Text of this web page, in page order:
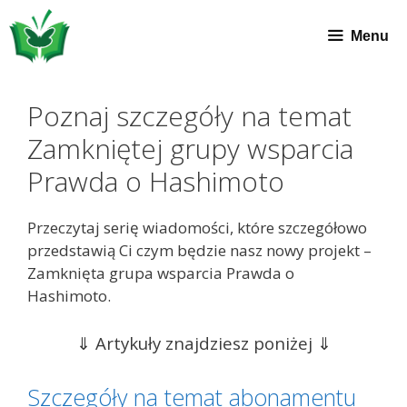
Przeskocz
do
treści
Menu
Poznaj szczegóły na temat
Zamkniętej grupy wsparcia
Prawda o Hashimoto
Przeczytaj serię wiadomości, które szczegółowo
przedstawią Ci czym będzie nasz nowy projekt –
Zamknięta grupa wsparcia Prawda o
Hashimoto.
⇓ Artykuły znajdziesz poniżej ⇓
Szczegóły na temat abonamentu